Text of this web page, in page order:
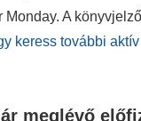
A
keress további
meglévő